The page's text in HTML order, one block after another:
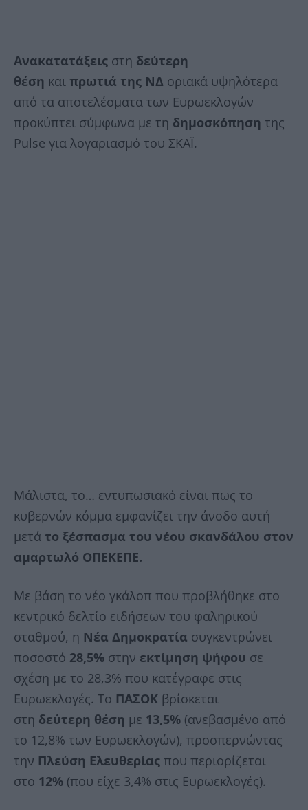
Ανακατατάξεις στη δεύτερη
θέση και πρωτιά της ΝΔ οριακά υψηλότερα
από τα αποτελέσματα των Ευρωεκλογών
προκύπτει σύμφωνα με τη δημοσκόπηση της
Pulse για λογαριασμό του ΣΚΑΪ.
Μάλιστα, το… εντυπωσιακό είναι πως το
κυβερνών κόμμα εμφανίζει την άνοδο αυτή
μετά το ξέσπασμα του νέου σκανδάλου στον
αμαρτωλό ΟΠΕΚΕΠΕ.
Με βάση το νέο γκάλοπ που προβλήθηκε στο
κεντρικό δελτίο ειδήσεων του φαληρικού
σταθμού, η Νέα Δημοκρατία συγκεντρώνει
ποσοστό 28,5% στην εκτίμηση ψήφου σε
σχέση με το 28,3% που κατέγραφε στις
Ευρωεκλογές. Το ΠΑΣΟΚ βρίσκεται
στη δεύτερη θέση με 13,5% (ανεβασμένο από
το 12,8% των Ευρωεκλογών), προσπερνώντας
την Πλεύση Ελευθερίας που περιορίζεται
στο 12% (που είχε 3,4% στις Ευρωεκλογές).